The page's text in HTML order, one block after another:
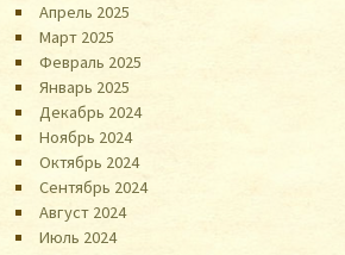
Апрель 2025
Март 2025
Февраль 2025
Январь 2025
Декабрь 2024
Ноябрь 2024
Октябрь 2024
Сентябрь 2024
Август 2024
Июль 2024